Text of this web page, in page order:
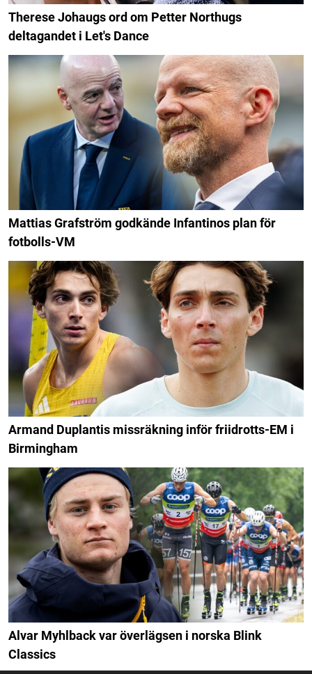
Therese Johaugs ord om Petter Northugs
deltagandet i Let's Dance
Mattias Grafström godkände Infantinos plan för
fotbolls-VM
Armand Duplantis missräkning inför friidrotts-EM i
Birmingham
Alvar Myhlback var överlägsen i norska Blink
Classics